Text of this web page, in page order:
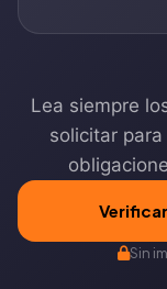
Lea siempre
solicitar
Sin